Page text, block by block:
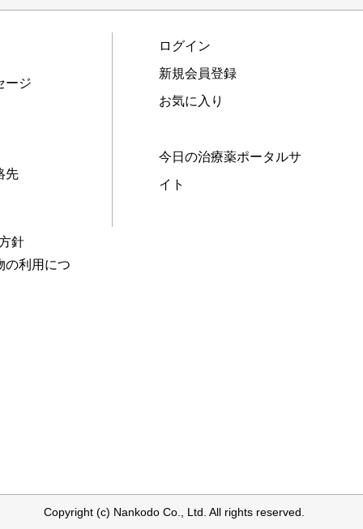
ージ
先
針
の利用につ
ログイン
新規会員登録
お気に入り
今日の治療薬ポータルサ
イト
Copyright (c) Nankodo Co., Ltd. All rights reserved.